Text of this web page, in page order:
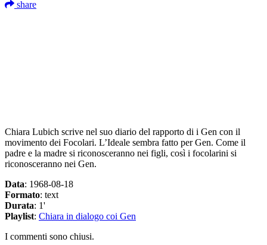
share
Chiara Lubich scrive nel suo diario del rapporto di i Gen con il
movimento dei Focolari. L’Ideale sembra fatto per Gen. Come il
padre e la madre si riconosceranno nei figli, così i focolarini si
riconosceranno nei Gen.
Data: 1968-08-18
Formato: text
Durata: 1'
Playlist: Chiara in dialogo coi Gen
I commenti sono chiusi.